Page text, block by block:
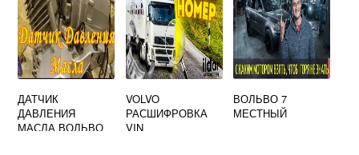
ДАТЧИК
ДАВЛЕНИЯ
МАСЛА ВОЛЬВО
VOLVO
РАСШИФРОВКА
VIN
ВОЛЬВО 7
МЕСТНЫЙ